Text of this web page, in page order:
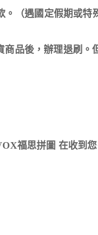
（遇國定假期或特
品後，辦理退刷
福思拼圖 在收到